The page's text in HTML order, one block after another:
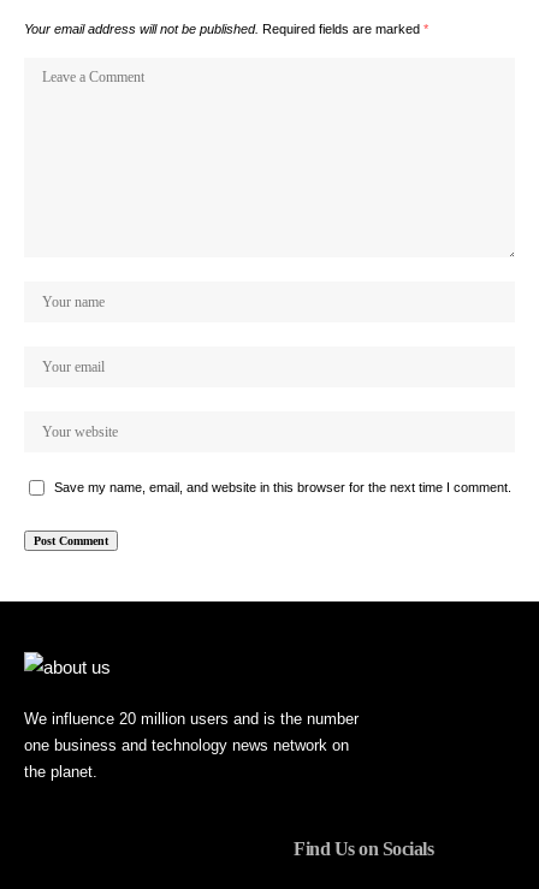
Your email address will not be published. Required fields are marked *
Save my name, email, and website in this browser for the next time I comment.
We influence 20 million users and is the number
one business and technology news network on
the planet.
Find Us on Socials